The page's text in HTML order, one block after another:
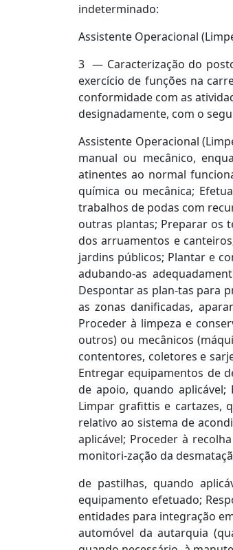
indeterminado:
Assistente Operacional
3— Caracterização do
exercício de funções na
conformidade com as
designadamente, com o
Assistente Operacional
manual ou mecânico,
atinentes ao normal
química ou mecânica;
trabalhos de podas com
outras plantas; Preparar os
dos arruamentos e
jardins públicos; Plantar e
adubando-as
Despontar as plan-tas para
as zonas danificadas,
Proceder à limpeza e
outros) ou mecânicos
contentores, coletores e
Entregar equipamentos de
de apoio, quando
Limpar grafittis e cartazes,
relativo ao sistema de
aplicável; Proceder à
monitori-zação da
de pastilhas, quando
equipamento efetuado;
entidades para integração
automóvel da autarquia